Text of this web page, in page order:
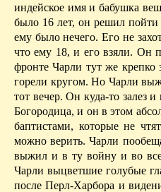
индейское имяи бабушка
было 16 лет, он решил
ему было нечего. Его не
что ему 18, и его взяли. Он
фронте Чарли тут же крепко
горели кругом. Но Чарли
тот вечер. Он куда-то залез
Богородица, и он в этом
баптистами, которые не
можно верить. Чарли
выжил и в ту войну и во
Чарли выцветшие голубые
послеПерл-Харборa и